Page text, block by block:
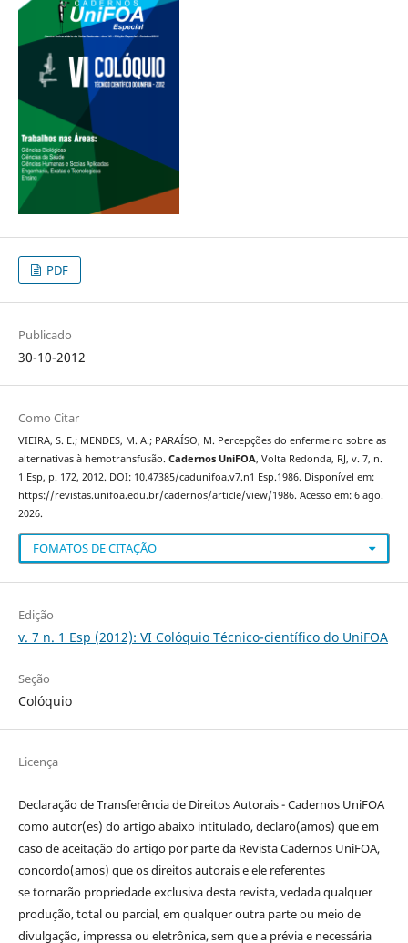
PDF
Publicado
30-10-2012
Como Citar
VIEIRA, S. E.; MENDES, M. A.; PARAÍSO, M. Percepções do enfermeiro sobre as
alternativas à hemotransfusão. Cadernos UniFOA, Volta Redonda, RJ, v. 7, n.
1 Esp, p. 172, 2012. DOI: 10.47385/cadunifoa.v7.n1 Esp.1986. Disponível em:
https://revistas.unifoa.edu.br/cadernos/article/view/1986. Acesso em: 6 ago.
2026.
FOMATOS DE CITAÇÃO
Edição
v. 7 n. 1 Esp (2012): VI Colóquio Técnico-científico do UniFOA
Seção
Colóquio
Licença
Declaração de Transferência de Direitos Autorais - Cadernos UniFOA
como autor(es) do artigo abaixo intitulado, declaro(amos) que em
caso de aceitação do artigo por parte da Revista Cadernos UniFOA,
concordo(amos) que os direitos autorais e ele referentes
se tornarão propriedade exclusiva desta revista, vedada qualquer
produção, total ou parcial, em qualquer outra parte ou meio de
divulgação, impressa ou eletrônica, sem que a prévia e necessária